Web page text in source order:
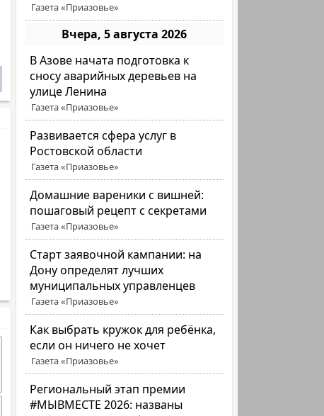
Газета «Приазовье»
Вчера, 5 августа 2026
В Азове начата подготовка к
сносу аварийных деревьев на
улице Ленина
Газета «Приазовье»
Развивается сфера услуг в
Ростовской области
Газета «Приазовье»
Домашние вареники с вишней:
пошаговый рецепт с секретами
Газета «Приазовье»
Старт заявочной кампании: на
Дону определят лучших
муниципальных управленцев
Газета «Приазовье»
Как выбрать кружок для ребёнка,
если он ничего не хочет
Газета «Приазовье»
Региональный этап премии
#МЫВМЕСТЕ 2026: названы